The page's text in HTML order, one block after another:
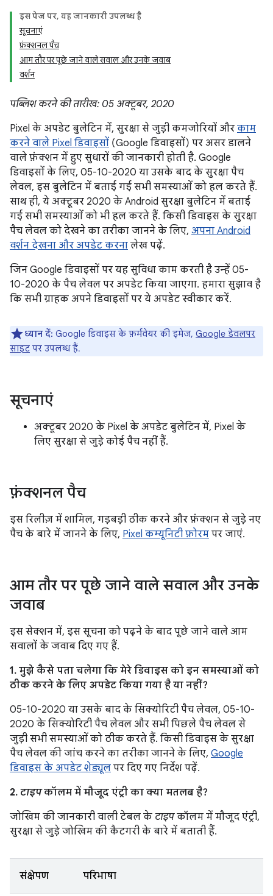
इस पेज पर, यह जानकारी उपलब्ध है
सूचनाएं
फ़ंक्शनल पैच
आम तौर पर पूछे जाने वाले सवाल और उनके जवाब
वर्शन
पब्लिश करने की तारीख: 05 अक्टूबर, 2020
Pixel के अपडेट बुलेटिन में, सुरक्षा से जुड़ी कमजोरियों और काम
करने वाले Pixel डिवाइसों (Google डिवाइसों) पर असर डालने
वाले फ़ंक्शन में हुए सुधारों की जानकारी होती है. Google
डिवाइसों के लिए, 05-10-2020 या उसके बाद के सुरक्षा पैच
लेवल, इस बुलेटिन में बताई गई सभी समस्याओं को हल करते हैं.
साथ ही, ये अक्टूबर 2020 के Android सुरक्षा बुलेटिन में बताई
गई सभी समस्याओं को भी हल करते हैं. किसी डिवाइस के सुरक्षा
पैच लेवल को देखने का तरीका जानने के लिए, अपना Android
वर्शन देखना और अपडेट करना लेख पढ़ें.
जिन Google डिवाइसों पर यह सुविधा काम करती है उन्हें 05-
10-2020 के पैच लेवल पर अपडेट किया जाएगा. हमारा सुझाव है
कि सभी ग्राहक अपने डिवाइसों पर ये अपडेट स्वीकार करें.
ध्यान दें: Google डिवाइस के फ़र्मवेयर की इमेज, Google डेवलपर
साइट पर उपलब्ध हैं.
सूचनाएं
अक्टूबर 2020 के Pixel के अपडेट बुलेटिन में, Pixel के
लिए सुरक्षा से जुड़े कोई पैच नहीं हैं.
फ़ंक्शनल पैच
इस रिलीज़ में शामिल, गड़बड़ी ठीक करने और फ़ंक्शन से जुड़े नए
पैच के बारे में जानने के लिए, Pixel कम्यूनिटी फ़ोरम पर जाएं.
आम तौर पर पूछे जाने वाले सवाल और उनके
जवाब
इस सेक्शन में, इस सूचना को पढ़ने के बाद पूछे जाने वाले आम
सवालों के जवाब दिए गए हैं.
1. मुझे कैसे पता चलेगा कि मेरे डिवाइस को इन समस्याओं को
ठीक करने के लिए अपडेट किया गया है या नहीं?
05-10-2020 या उसके बाद के सिक्योरिटी पैच लेवल, 05-10-
2020 के सिक्योरिटी पैच लेवल और सभी पिछले पैच लेवल से
जुड़ी सभी समस्याओं को ठीक करते हैं. किसी डिवाइस के सुरक्षा
पैच लेवल की जांच करने का तरीका जानने के लिए, Google
डिवाइस के अपडेट शेड्यूल पर दिए गए निर्देश पढ़ें.
2. टाइपकॉलम में मौजूद एंट्री का क्या मतलब है?
जोखिम की जानकारी वाली टेबल के टाइपकॉलम में मौजूद एंट्री,
सुरक्षा से जुड़े जोखिम की कैटगरी के बारे में बताती हैं.
संक्षेपण परिभाषा